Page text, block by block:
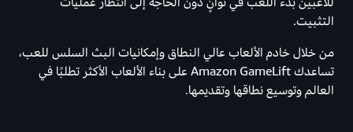
التثبيت.
من خلال خادم الألعاب عالي النطاق وإمكانيات البث السلس للعب،
تساعدك Amazon GameLift على بناء الألعاب الأكثر تطلبًا في
العالم وتوسيع نطاقها وتقديمها.